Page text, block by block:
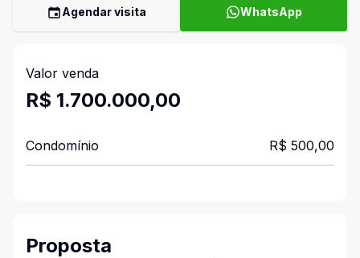
Agendar visita WhatsApp
Valor venda
R$ 1.700.000,00
Condomínio R$ 500,00
Proposta